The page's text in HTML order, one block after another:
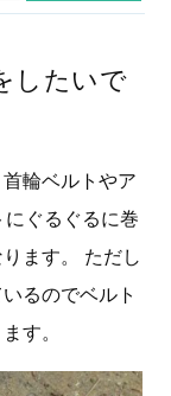
したいで
輪ベルトやア
ぐるぐるに巻
ます。 ただし
るのでベルト
す。